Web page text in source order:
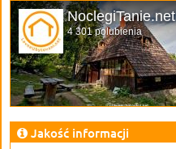
NoclegiTanie.net
4 301 polubienia
Jakość informacji